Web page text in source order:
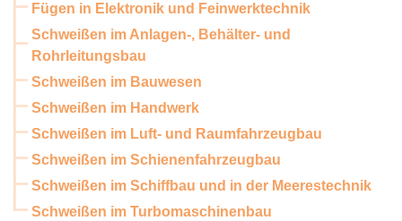
Fügen in Elektronik und Feinwerktechnik
Schweißen im Anlagen-, Behälter- und
Rohrleitungsbau
Schweißen im Bauwesen
Schweißen im Handwerk
Schweißen im Luft- und Raumfahrzeugbau
Schweißen im Schienenfahrzeugbau
Schweißen im Schiffbau und in der Meerestechnik
Schweißen im Turbomaschinenbau